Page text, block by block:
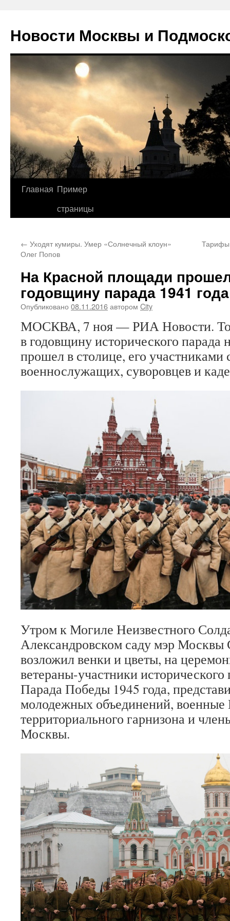
Новости Москвы и
Перейти
Главная Пример
страницы
← Уходят кумиры. Умер «Солнечный клоун»
Олег Попов
Тарифы
На Красной площади
годовщину парада 1941 года
Опубликовано 08.11.2016автором City
МОСКВА, 7 ноя — РИА Новости.
в годовщину исторического
прошел в столице, его участниками
военнослужащих, суворовцев и
Утром к Могиле Неизвестного
Александровском саду мэр Москвы
возложил венки и цветы, на
ветераны-участники исторического
Парада Победы 1945 года,
молодежных объединений, военные
территориального гарнизона и
Москвы.